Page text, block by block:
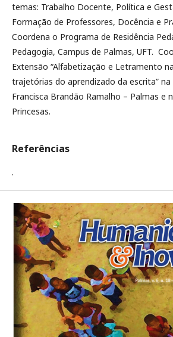
temas: Trabalho Docente, Política e
Formação de Professores, Docência e
Coordena o Programa de Residência
Pedagogia, Campus de Palmas, UFT.
Extensão “Alfabetização e Letramento
trajetórias do aprendizado da escrita” na
Francisca Brandão Ramalho – Palmas e
Princesas.
Referências
.